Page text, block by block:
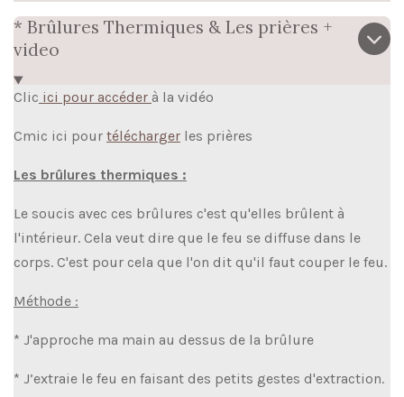
* Brûlures Thermiques & Les prières +
video
Clic ici pour accéder à la vidéo
Cmic ici pour télécharger les prières
Les brûlures thermiques :
Le soucis avec ces brûlures c'est qu'elles brûlent à
l'intérieur. Cela veut dire que le feu se diffuse dans le
corps. C'est pour cela que l'on dit qu'il faut couper le feu.
Méthode :
* J'approche ma main au dessus de la brûlure
* J’extraie le feu en faisant des petits gestes d'extraction.